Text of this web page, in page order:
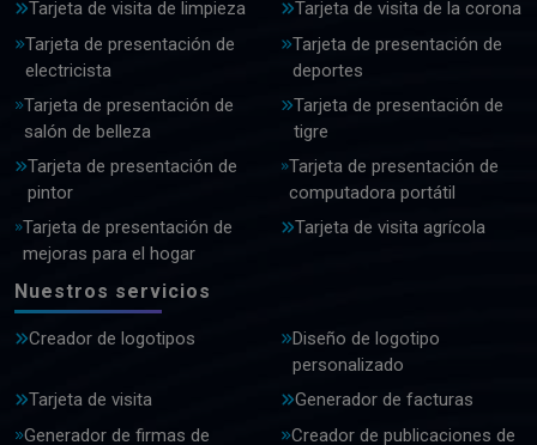
Tarjeta de visita de limpieza
Tarjeta de visita de la corona
Tarjeta de presentación de
electricista
Tarjeta de presentación de
deportes
Tarjeta de presentación de
salón de belleza
Tarjeta de presentación de
tigre
Tarjeta de presentación de
pintor
Tarjeta de presentación de
computadora portátil
Tarjeta de presentación de
mejoras para el hogar
Tarjeta de visita agrícola
Nuestros servicios
Creador de logotipos
Diseño de logotipo
personalizado
Tarjeta de visita
Generador de facturas
Generador de firmas de
Creador de publicaciones de